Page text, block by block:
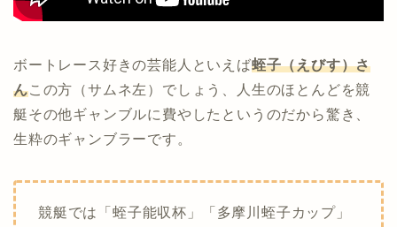
ボートレース好きの芸能人といえば蛭子（えびす）さ
んこの方（サムネ左）でしょう、人生のほとんどを競
艇その他ギャンブルに費やしたというのだから驚き、
生粋のギャンブラーです。
競艇では「蛭子能収杯」「多摩川蛭子カップ」